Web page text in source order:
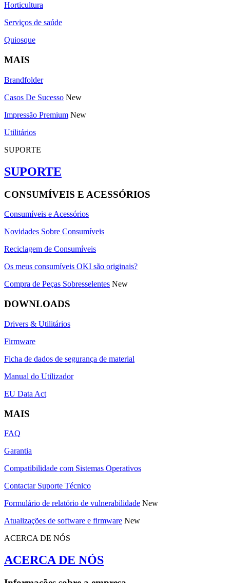
Horticultura
Serviços de saúde
Quiosque
MAIS
Brandfolder
Casos De Sucesso New
Impressão Premium New
Utilitários
SUPORTE
SUPORTE
CONSUMÍVEIS E ACESSÓRIOS
Consumíveis e Acessórios
Novidades Sobre Consumíveis
Reciclagem de Consumíveis
Os meus consumíveis OKI são originais?
Compra de Peças Sobresselentes New
DOWNLOADS
Drivers & Utilitários
Firmware
Ficha de dados de segurança de material
Manual do Utilizador
EU Data Act
MAIS
FAQ
Garantia
Compatibilidade com Sistemas Operativos
Contactar Suporte Técnico
Formulário de relatório de vulnerabilidade New
Atualizações de software e firmware New
ACERCA DE NÓS
ACERCA DE NÓS